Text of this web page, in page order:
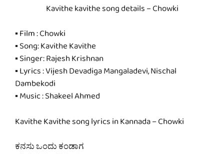
Kavithe kavithe song details – Chowki
▪ Film : Chowki
▪ Song: Kavithe Kavithe
▪ Singer: Rajesh Krishnan
▪ Lyrics : Vijesh Devadiga Mangaladevi, Nischal
Dambekodi
▪ Music : Shakeel Ahmed
Kavithe Kavithe song lyrics in Kannada – Chowki
ಕನಸು ಒಂದು ಕಂಡಾಗ